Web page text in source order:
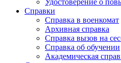
Удостоверение о
Справки
Справка в военкомат
Архивная справка
Справка вызов на
Справка об обучении
Академическая